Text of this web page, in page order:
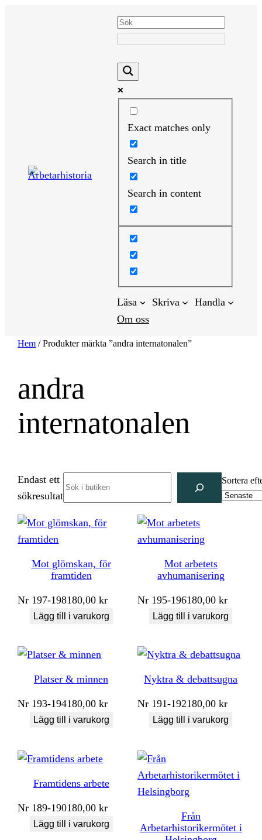
Exact matches only
Search in title
Search in content
Läsa Skriva
Handla
Om oss
Hem / Produkter märkta ”andra internatonalen”
andra
internatonalen
Endast ett
sökresultat
Sortera
Mot glömskan, för
framtiden
Nr 197-198180,00kr
Lägg till i varukorg
Mot arbetets
avhumanisering
Nr 195-196180,00kr
Lägg till i varukorg
Platser & minnen
Nr 193-194180,00kr
Lägg till i varukorg
Nyktra & debattsugna
Nr 191-192180,00kr
Lägg till i varukorg
Framtidens arbete
Nr 189-190180,00kr
Lägg till i varukorg
Från
Arbetarhistorikermötet i